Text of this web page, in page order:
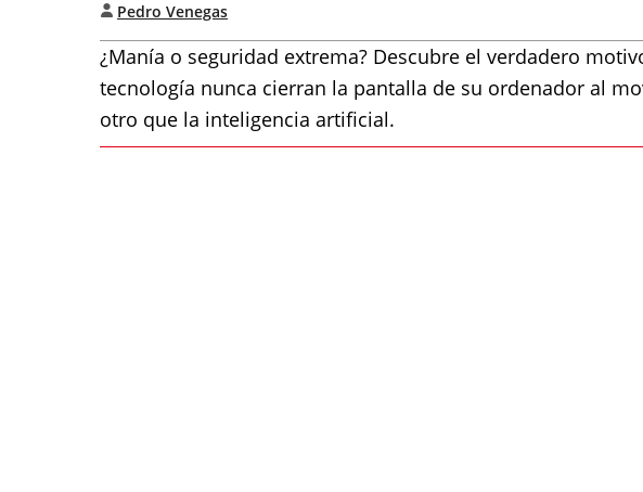
Pedro Venegas
¿Manía o seguridad extrema? Descubre el verdadero
tecnología nunca cierran la pantalla de su ordenador al
otro que la inteligencia artificial.